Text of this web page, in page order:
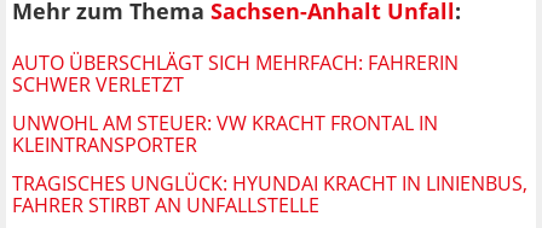
Mehr zum Thema Sachsen-Anhalt Unfall:
AUTO ÜBERSCHLÄGT SICH MEHRFACH: FAHRERIN
SCHWER VERLETZT
UNWOHL AM STEUER: VW KRACHT FRONTAL IN
KLEINTRANSPORTER
TRAGISCHES UNGLÜCK: HYUNDAI KRACHT IN LINIENBUS,
FAHRER STIRBT AN UNFALLSTELLE